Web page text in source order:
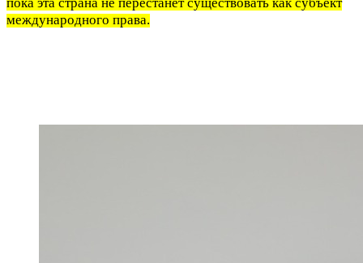
пока эта страна не перестанет существовать как субъект
международного права.